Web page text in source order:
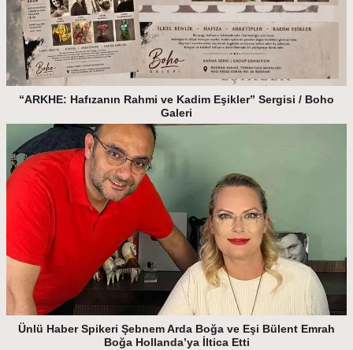
“ARKHE: Hafızanın Rahmi ve Kadim Eşikler” Sergisi / Boho
Galeri
Ünlü Haber Spikeri Şebnem Arda Boğa ve Eşi Bülent Emrah
Boğa Hollanda’ya İltica Etti